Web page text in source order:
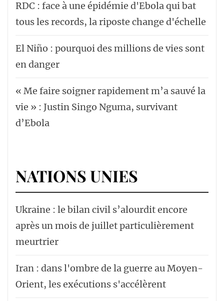
RDC : face à une épidémie d'Ebola qui bat
tous les records, la riposte change d'échelle
El Niño : pourquoi des millions de vies sont
en danger
« Me faire soigner rapidement m’a sauvé la
vie » : Justin Singo Nguma, survivant
d’Ebola
NATIONS UNIES
Ukraine : le bilan civil s’alourdit encore
après un mois de juillet particulièrement
meurtrier
Iran : dans l'ombre de la guerre au Moyen-
Orient, les exécutions s'accélèrent